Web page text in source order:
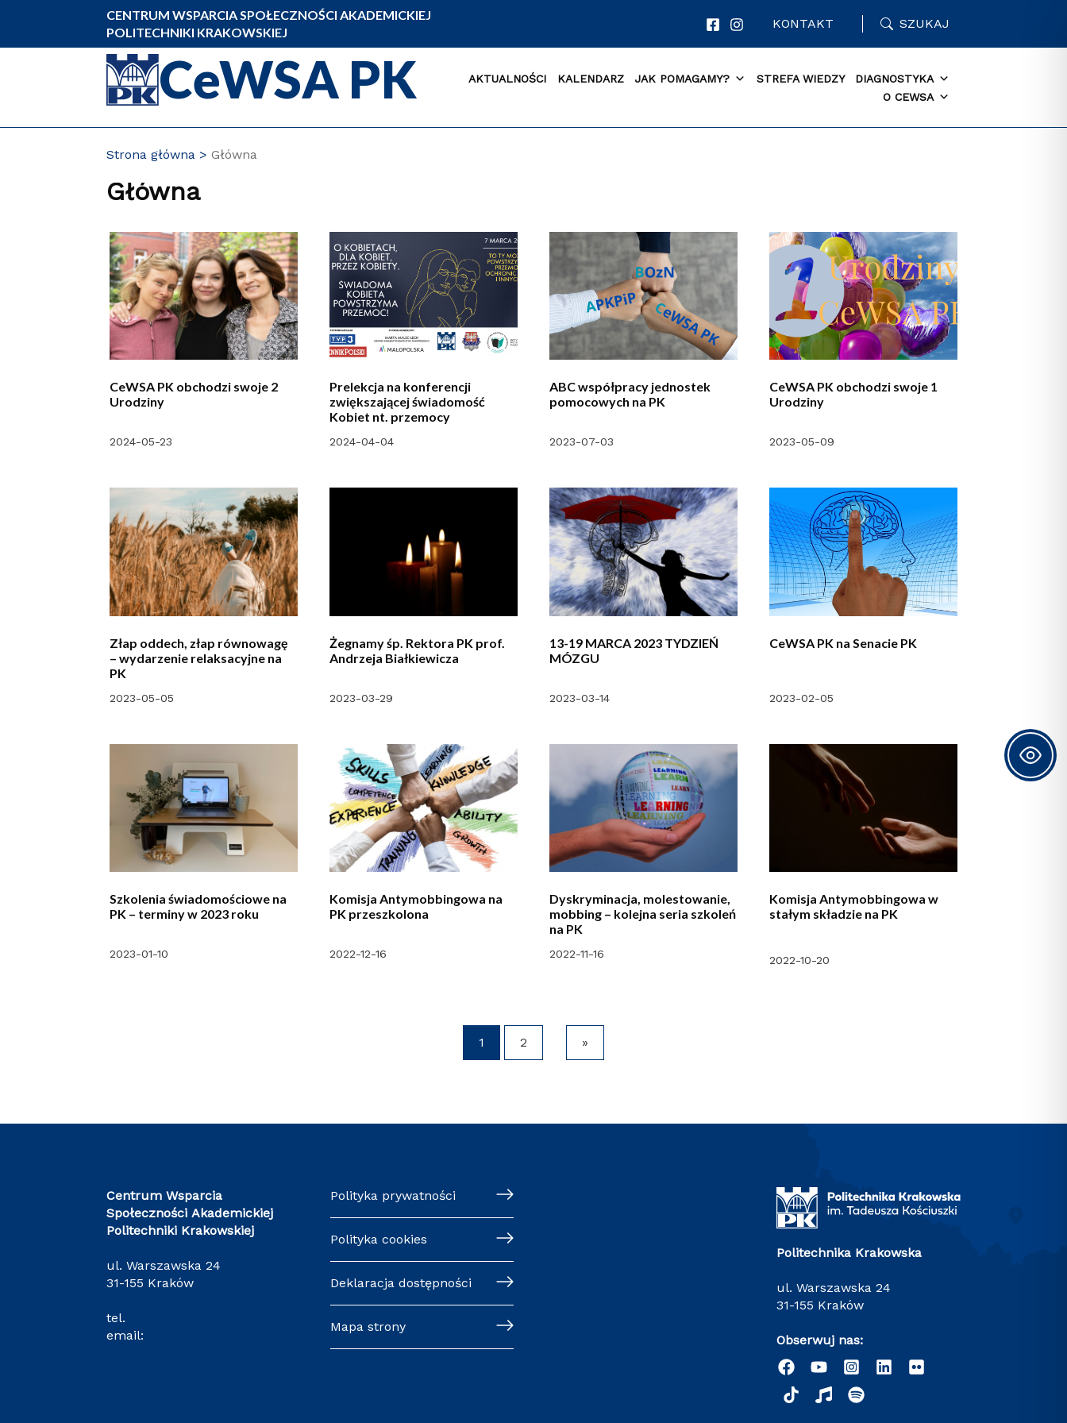
CENTRUM WSPARCIA SPOŁECZNOŚCI AKADEMICKIEJ
POLITECHNIKI KRAKOWSKIEJ
KONTAKT SZUKAJ
CeWSA PK AKTUALNOŚCI KALENDARZ JAK POMAGAMY? STREFA WIEDZY
DIAGNOSTYKA
O CEWSA
Strona główna Główna
Główna
CeWSA PK obchodzi swoje 2
Urodziny
2024-05-23
Prelekcja na konferencji
zwiększającej świadomość
Kobiet nt. przemocy
2024-04-04
ABC współpracy jednostek
pomocowych na PK
2023-07-03
CeWSA PK obchodzi swoje 1
Urodziny
2023-05-09
Złap oddech, złap równowagę
– wydarzenie relaksacyjne na
PK
2023-05-05
Żegnamy śp. Rektora PK prof.
Andrzeja Białkiewicza
2023-03-29
13-19 MARCA 2023 TYDZIEŃ
MÓZGU
2023-03-14
CeWSA PK na Senacie PK
2023-02-05
Szkolenia świadomościowe na
PK – terminy w 2023 roku
2023-01-10
Komisja Antymobbingowa na
PK przeszkolona
2022-12-16
Dyskryminacja, molestowanie,
mobbing – kolejna seria szkoleń
na PK
2022-11-16
Komisja Antymobbingowa w
stałym składzie na PK
2022-10-20
1 2 »
Centrum Wsparcia
Społeczności Akademickiej
Politechniki Krakowskiej
ul. Warszawska 24
31-155 Kraków
tel.
email:
Polityka prywatności
Polityka cookies
Deklaracja dostępności
Mapa strony
Politechnika Krakowska
ul. Warszawska 24
31-155 Kraków
Obserwuj nas: